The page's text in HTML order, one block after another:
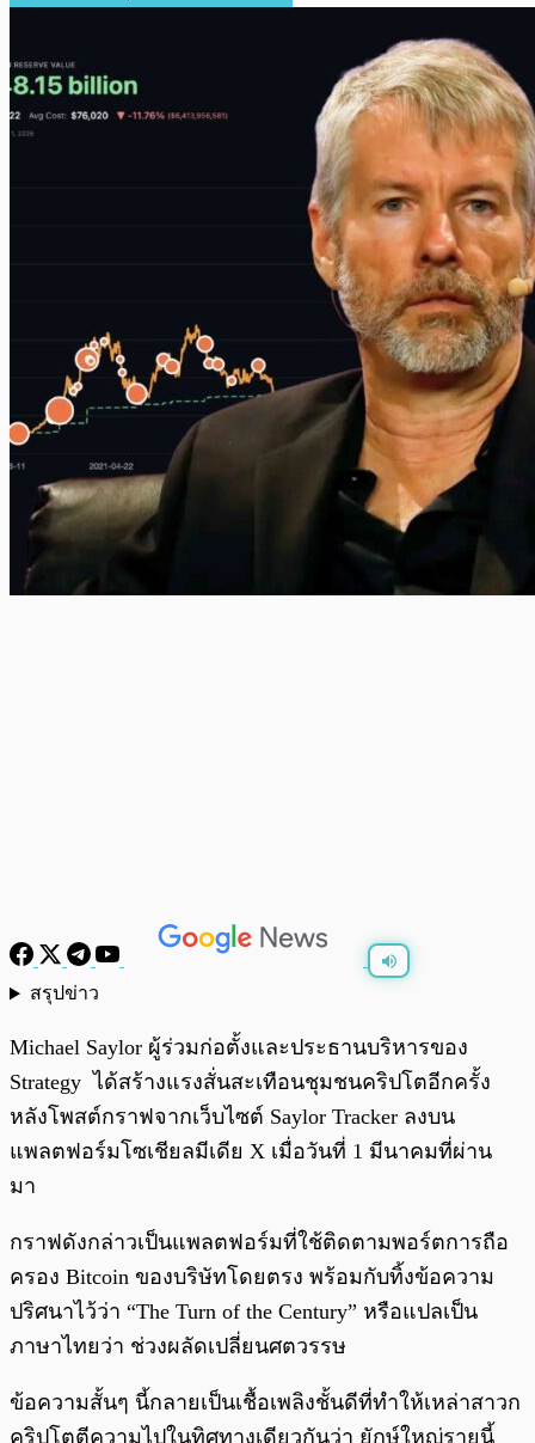
สรุปข่าว
Michael Saylor ผู้ร่วมก่อตั้งและประธานบริหารของ
Strategy ได้สร้างแรงสั่นสะเทือนชุมชนคริปโตอีกครั้ง
หลังโพสต์กราฟจากเว็บไซต์ Saylor Tracker ลงบน
แพลตฟอร์มโซเชียลมีเดีย X เมื่อวันที่ 1 มีนาคมที่ผ่าน
มา
กราฟดังกล่าวเป็นแพลตฟอร์มที่ใช้ติดตามพอร์ตการถือ
ครอง Bitcoin ของบริษัทโดยตรง พร้อมกับทิ้งข้อความ
ปริศนาไว้ว่า “The Turn of the Century” หรือแปลเป็น
ภาษาไทยว่า ช่วงผลัดเปลี่ยนศตวรรษ
ข้อความสั้นๆ นี้กลายเป็นเชื้อเพลิงชั้นดีที่ทำให้เหล่าสาวก
คริปโตตีความไปในทิศทางเดียวกันว่า ยักษ์ใหญ่รายนี้